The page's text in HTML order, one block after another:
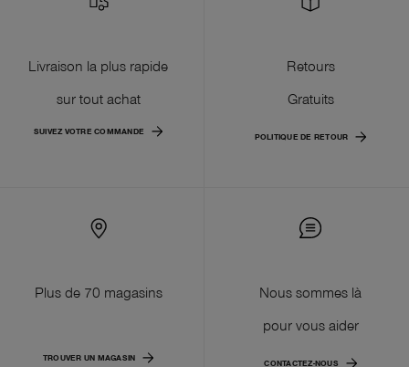
Livraison la plus rapide
sur tout achat
SUIVEZ VOTRE COMMANDE
Retours
Gratuits
POLITIQUE DE RETOUR
Plus de 70 magasins
TROUVER UN MAGASIN
Nous sommes là
pour vous aider
CONTACTEZ-NOUS